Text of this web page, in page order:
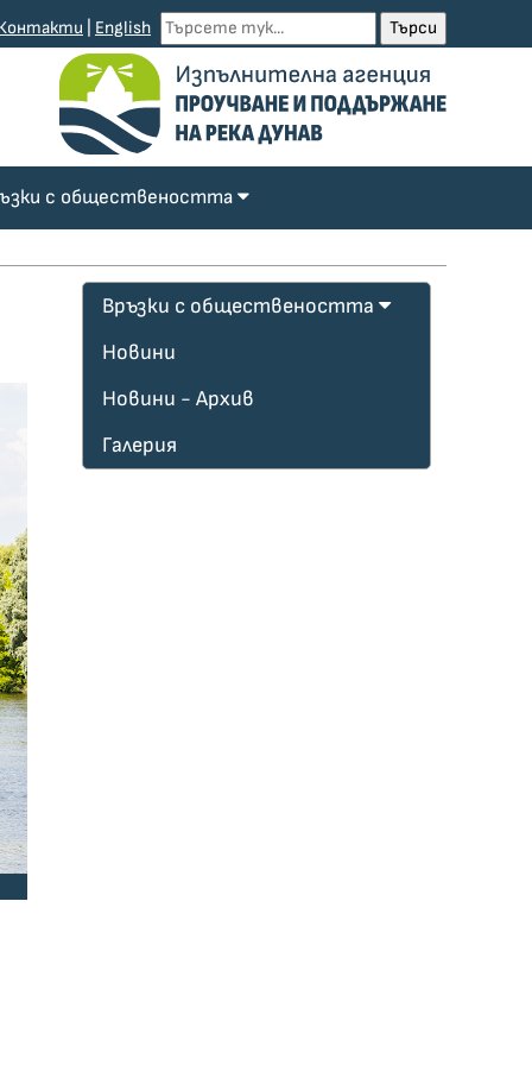
English
с обществеността
Връзки с обществеността
Новини
Новини - Архив
Галерия